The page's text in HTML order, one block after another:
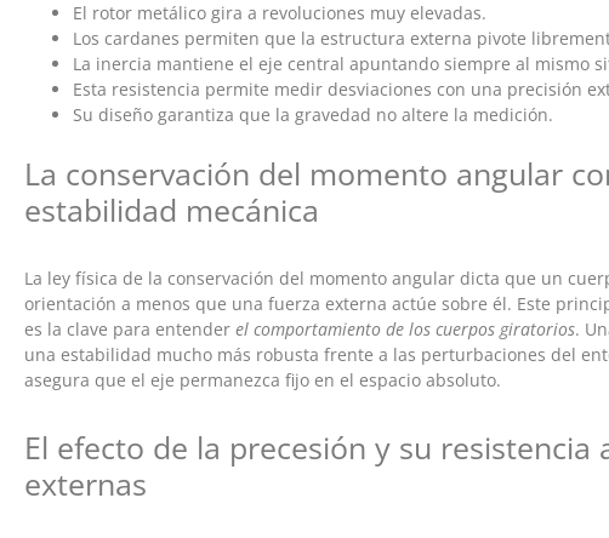
El rotor metálico gira a revoluciones muy elevadas.
Los cardanes permiten que la estructura externa pivote
La inercia mantiene el eje central apuntando siempre al mismo
Esta resistencia permite medir desviaciones con una precisión
Su diseño garantiza que la gravedad no altere la medición.
La conservación del momento angular
estabilidad mecánica
La ley física de la conservación del momento angular dicta que un
orientación a menos que una fuerza externa actúe sobre él. Este
es la clave para entender el comportamiento de los cuerpos giratorios.
una estabilidad mucho más robusta frente a las perturbaciones del
asegura que el eje permanezca fijo en el espacio absoluto.
El efecto de la precesión y su resistencia
externas